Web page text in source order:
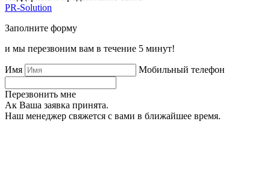
PR-Solution
Заполните форму
и мы перезвоним вам в течение 5 минут!
Имя Мобильный телефон
Перезвонить мне
Ак Ваша заявка принята.
Наш менеджер свяжется с вами в ближайшее время.